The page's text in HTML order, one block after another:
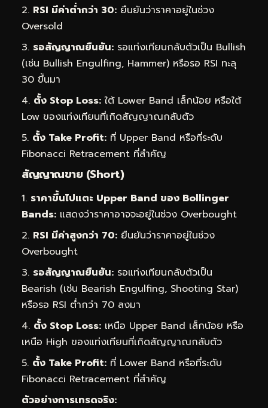
RSI มีค่าต่ำกว่า 30: ยืนยันว่าราคาอยู่ในช่วง
Oversold
รอสัญญาณยืนยัน: รอแท่งเทียนกลับตัวเป็น Bullish
(เช่น Bullish Engulfing, Hammer) หรือรอ RSI ทะลุ
30 ขึ้นมา
ตั้ง Stop Loss: ใต้ Lower Band เล็กน้อย หรือใต้
Low ของแท่งเทียนที่เกิดสัญญาณกลับตัว
ตั้ง Take Profit: ที่ Upper Band หรือที่ระดับ
Fibonacci Retracement ที่สำคัญ
สัญญาณขาย (Short)
ราคาขึ้นไปแตะ Upper Band ของ Bollinger
Bands: แสดงว่าราคาอาจจะอยู่ในช่วง Overbought
RSI มีค่าสูงกว่า 70: ยืนยันว่าราคาอยู่ในช่วง
Overbought
รอสัญญาณยืนยัน: รอแท่งเทียนกลับตัวเป็น
Bearish (เช่น Bearish Engulfing, Shooting Star)
หรือรอ RSI ต่ำกว่า 70 ลงมา
ตั้ง Stop Loss: เหนือ Upper Band เล็กน้อย หรือ
เหนือ High ของแท่งเทียนที่เกิดสัญญาณกลับตัว
ตั้ง Take Profit: ที่ Lower Band หรือที่ระดับ
Fibonacci Retracement ที่สำคัญ
ตัวอย่างการเทรดจริง: